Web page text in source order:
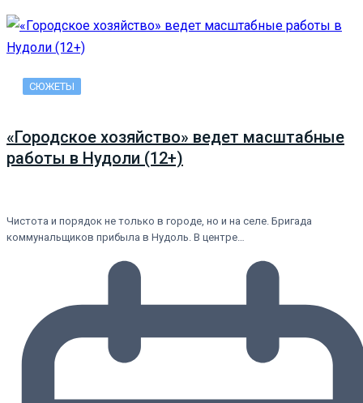
СЮЖЕТЫ
«Городское хозяйство» ведет масштабные
работы в Нудоли (12+)
Чистота и порядок не только в городе, но и на селе. Бригада
коммунальщиков прибыла в Нудоль. В центре…